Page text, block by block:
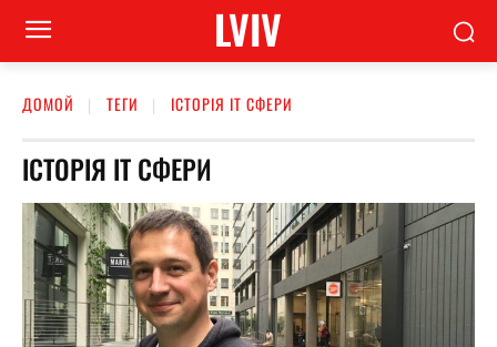
LVIV
ДОМОЙ ТЕГИ ІСТОРІЯ ІТ СФЕРИ
ІСТОРІЯ ІТ СФЕРИ